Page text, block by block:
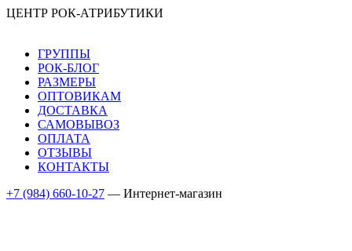
ЦЕНТР РОК-АТРИБУТИКИ
ГРУППЫ
РОК-БЛОГ
РАЗМЕРЫ
ОПТОВИКАМ
ДОСТАВКА
САМОВЫВОЗ
ОПЛАТА
ОТЗЫВЫ
КОНТАКТЫ
+7 (984) 660-10-27 — Интернет-магазин